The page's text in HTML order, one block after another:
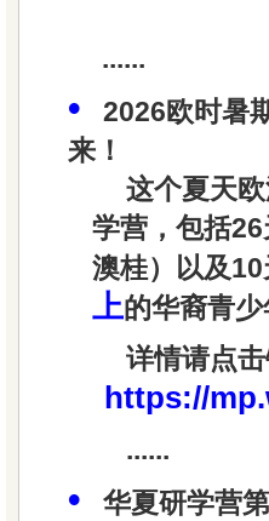
......
•
2026欧时暑
来！
这个夏天
学营，包括
澳桂）以及
上的华裔青少
详情请点击
https://
......
•
华夏研学营